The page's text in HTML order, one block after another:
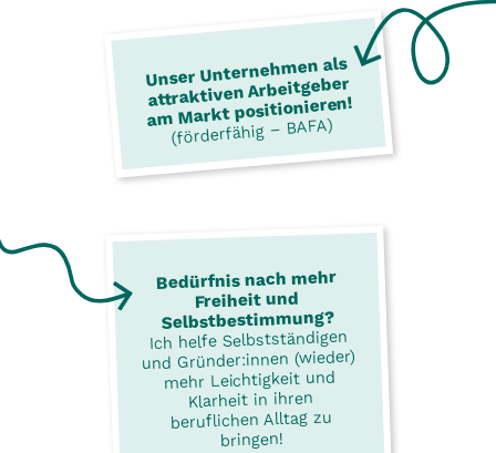
Unser Unternehmen als
attraktiven Arbeitgeber
am Markt positionieren!
(förderfähig – BAFA)
Bedürfnis nach mehr
Freiheit und
Selbstbestimmung?
Ich helfe Selbstständigen
und Gründer:innen (wieder)
mehr Leichtigkeit und
Klarheit in ihren
beruflichen Alltag zu
bringen!